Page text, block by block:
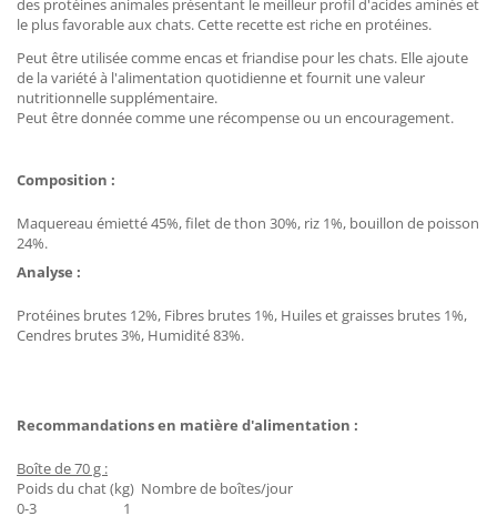
des protéines animales présentant le meilleur profil d'acides aminés et
le plus favorable aux chats. Cette recette est riche en protéines.
Peut être utilisée comme encas et friandise pour les chats. Elle ajoute
de la variété à l'alimentation quotidienne et fournit une valeur
nutritionnelle supplémentaire.
Peut être donnée comme une récompense ou un encouragement.
Composition :
Maquereau émietté 45%, filet de thon 30%, riz 1%, bouillon de poisson
24%.
Analyse :
Protéines brutes 12%, Fibres brutes 1%, Huiles et graisses brutes 1%,
Cendres brutes 3%, Humidité 83%.
Recommandations en matière d'alimentation :
Boîte de 70 g :
Poids du chat (kg) Nombre de boîtes/jour
0-3 1